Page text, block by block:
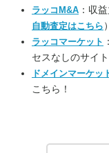
ラッコM&A ：収
自動査定はこちら ）
ラッコマーケット
セスなしのサイ
ドメインマーケッ
こちら！